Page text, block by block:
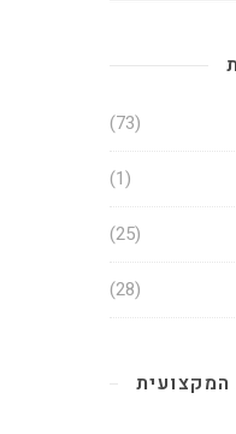
(73)
(1)
(25)
(28)
המקצועית